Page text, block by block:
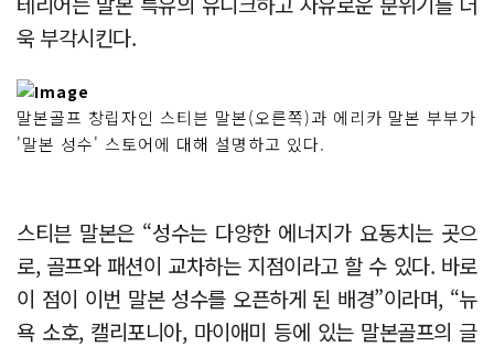
욱 부각시킨다.
말본골프 창립자인 스티븐 말본(오른쪽)과 에리카 말본 부부가
'말본 성수' 스토어에 대해 설명하고 있다.
스티븐 말본은 “성수는 다양한 에너지가 요동치는 곳으
로, 골프와 패션이 교차하는 지점이라고 할 수 있다. 바로
이 점이 이번 말본 성수를 오픈하게 된 배경”이라며, “뉴
욕 소호, 캘리포니아, 마이애미 등에 있는 말본골프의 글